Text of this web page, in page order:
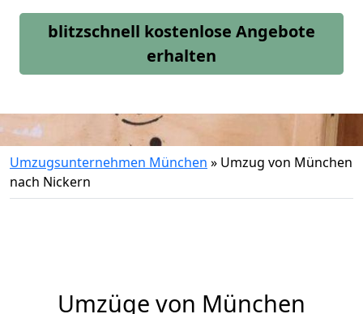
blitzschnell kostenlose Angebote
erhalten
Umzugsunternehmen München » Umzug von München
nach Nickern
Umzüge von München